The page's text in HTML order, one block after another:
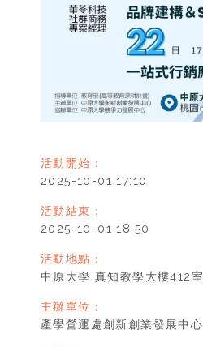
活動開始：
2025-10-01 17:10
活動結束：
2025-10-01 18:50
活動地點：
中原大學 真知教學大樓412室
主辦單位：
產學營運處創新創業發展中心